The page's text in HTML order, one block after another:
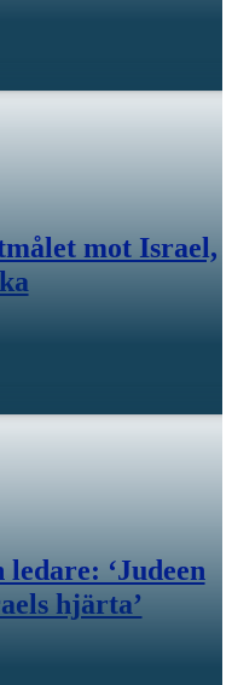
mot Israel,
‘Judeen
hjärta’